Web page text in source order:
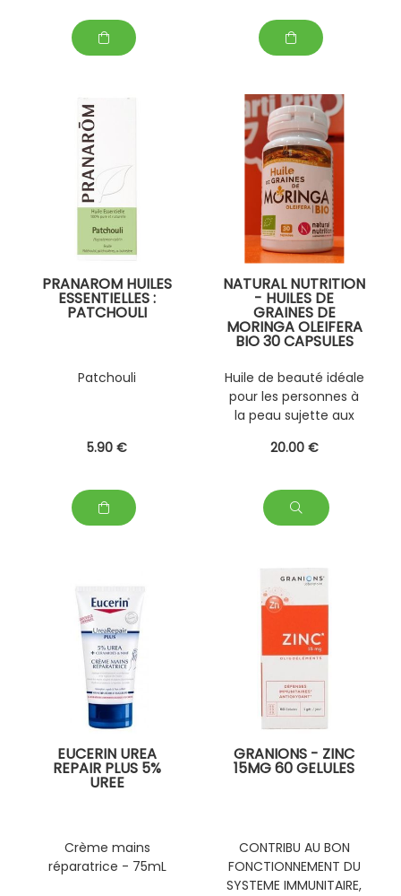
PRANAROM HUILES
ESSENTIELLES :
PATCHOULI
Patchouli
5.90 €
NATURAL NUTRITION
- HUILES DE
GRAINES DE
MORINGA OLEIFERA
BIO 30 CAPSULES
Huile de beauté idéale
pour les personnes à
la peau sujette aux
20.00 €
EUCERIN UREA
REPAIR PLUS 5%
UREE
Crème mains
réparatrice - 75mL
GRANIONS - ZINC
15MG 60 GELULES
CONTRIBU AU BON
FONCTIONNEMENT DU
SYSTEME IMMUNITAIRE,